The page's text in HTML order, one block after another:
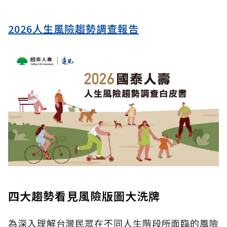
2026人生風險趨勢調查報告
四大趨勢看見風險版圖大洗牌
為深入理解台灣民眾在不同人生階段所面臨的風險